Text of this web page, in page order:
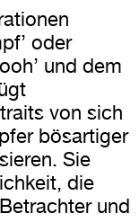
oder
und dem
von sich
bösartiger
Sie
die
und